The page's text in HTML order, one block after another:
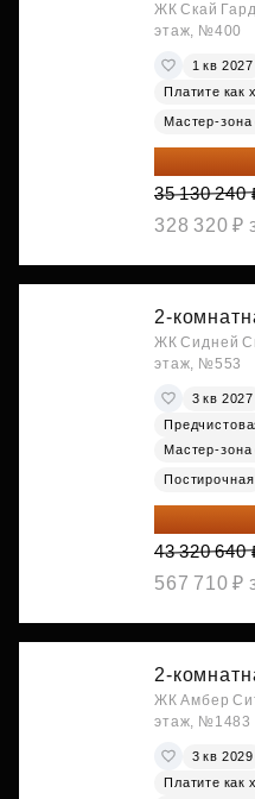
ЖК Скай
этаж, №400
1 кв 2027
Платите как
Мастер-зона
28 104
35 130 240
328 320 ₽
2-
ЖК Сидней
этаж, №553
3 кв 2027
Мастер-зона
Постирочная
28 158
43 320 640
567 710 ₽
2-
ЖК Амбер
этаж, №1483
3 кв 2029
Платите как